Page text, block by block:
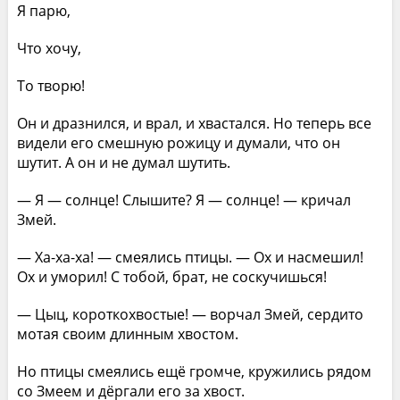
Я парю,
Что хочу,
То творю!
Он и дразнился, и врал, и хвастался. Но теперь все
видели его смешную рожицу и думали, что он
шутит. А он и не думал шутить.
— Я — солнце! Слышите? Я — солнце! — кричал
Змей.
— Ха-ха-ха! — смеялись птицы. — Ох и насмешил!
Ох и уморил! С тобой, брат, не соскучишься!
— Цыц, короткохвостые! — ворчал Змей, сердито
мотая своим длинным хвостом.
Но птицы смеялись ещё громче, кружились рядом
со Змеем и дёргали его за хвост.